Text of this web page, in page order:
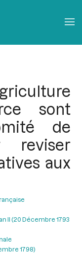
sont
de
reviser
aux
II (20 Décembre 1793
1798)